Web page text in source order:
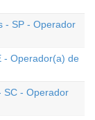
- SP - Operador
- Operador(a) de
SC - Operador